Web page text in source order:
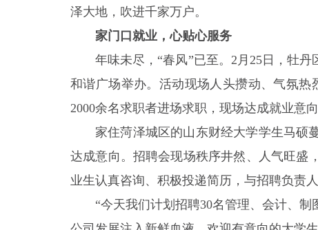
泽大地，吹进千家万户。
家门口就业，心贴心服务
年味未尽，“春风”已至。2月25日，牡
和谐广场举办。活动现场人头攒动、气氛热
2000余名求职者进场求职，现场达成就业意向
家住菏泽城区的山东财经大学学生马硕
达成意向。招聘会现场秩序井然、人气旺盛
业生认真咨询、积极投递简历，与招聘负责
“今天我们计划招聘30名管理、会计、